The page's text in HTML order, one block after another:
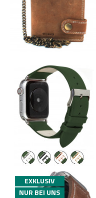
EXKLUSIV
NUR BEI UNS